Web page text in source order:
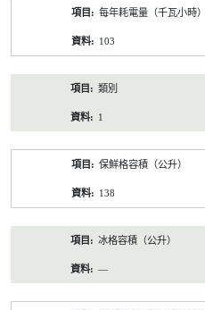
每年耗電量（千瓦小時）
103
類別
1
保鮮格容積（公升）
138
冰格容積（公升）
—